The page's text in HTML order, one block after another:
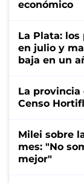
económico
La Plata: los
en julio y
baja en un
La provincia
Censo
Milei sobre
mes: "No
mejor"